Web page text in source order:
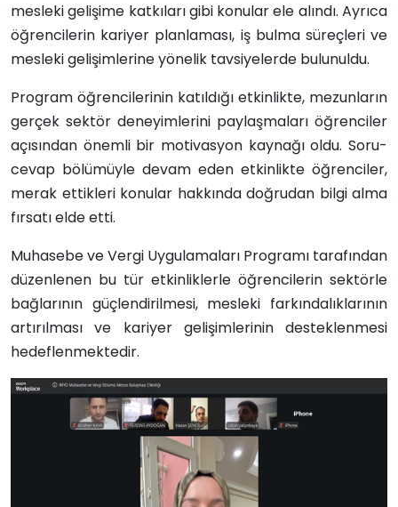
mesleki gelişime katkıları gibi konular ele alındı. Ayrıca
öğrencilerin kariyer planlaması, iş bulma süreçleri ve
mesleki gelişimlerine yönelik tavsiyelerde bulunuldu.
Program öğrencilerinin katıldığı etkinlikte, mezunların
gerçek sektör deneyimlerini paylaşmaları öğrenciler
açısından önemli bir motivasyon kaynağı oldu. Soru-
cevap bölümüyle devam eden etkinlikte öğrenciler,
merak ettikleri konular hakkında doğrudan bilgi alma
fırsatı elde etti.
Muhasebe ve Vergi Uygulamaları Programı tarafından
düzenlenen bu tür etkinliklerle öğrencilerin sektörle
bağlarının güçlendirilmesi, mesleki farkındalıklarının
artırılması ve kariyer gelişimlerinin desteklenmesi
hedeflenmektedir.